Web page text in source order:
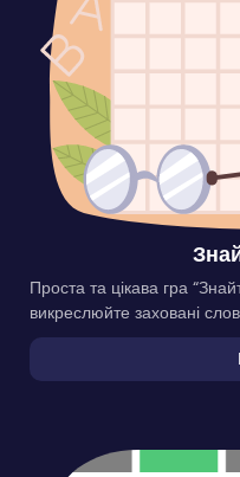
Проста та цікава гра
викреслюйте заховані